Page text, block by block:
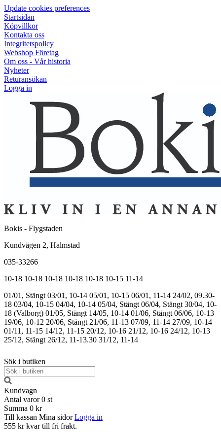
Update cookies preferences
Startsidan
Köpvillkor
Kontakta oss
Integritetspolicy
Webshop Företag
Om oss - Vår historia
Nyheter
Returansökan
Logga in
Bokis - Flygstaden
Kundvägen 2, Halmstad
035-33266
10-18 10-18 10-18 10-18 10-18 10-15 11-14
01/01, Stängt 03/01, 10-14 05/01, 10-15 06/01, 11-14 24/02, 09.30-
18 03/04, 10-15 04/04, 10-14 05/04, Stängt 06/04, Stängt 30/04, 10-
18 (Valborg) 01/05, Stängt 14/05, 10-14 01/06, Stängt 06/06, 10-13
19/06, 10-12 20/06, Stängt 21/06, 11-13 07/09, 11-14 27/09, 10-14
01/11, 11-15 14/12, 11-15 20/12, 10-16 21/12, 10-16 24/12, 10-13
25/12, Stängt 26/12, 11-13.30 31/12, 11-14
Sök i butiken
Kundvagn
Antal varor 0 st
Summa 0 kr
Till kassan Mina sidor Logga in
555 kr kvar till fri frakt.